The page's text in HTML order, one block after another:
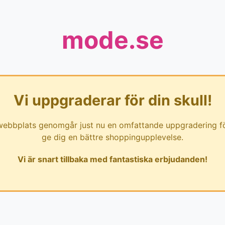
mode.se
Vi uppgraderar för din skull!
genomgår just nu en omfattande uppgradering
ge dig en bättre shoppingupplevelse.
Vi är snart tillbaka med fantastiska erbjudanden!